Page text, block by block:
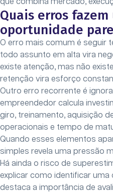
Quais erros
oportunidade
O erro mais comum é seguir
todo assunto em alta vira
existe atenção, mas não
retenção vira esforço
Outro erro recorrente é
empreendedor calcula
giro, treinamento, aquisição
operacionais e tempo de
Quando esses elementos
simples revela uma pressão
Há ainda o risco de
explicar como identificar
destaca a importância de